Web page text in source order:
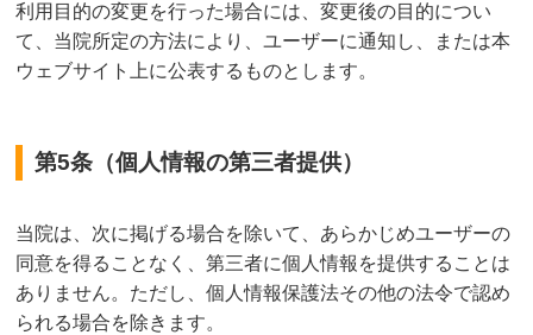
利用目的の変更を行った場合には、変更後の目的につい
て、当院所定の方法により、ユーザーに通知し、または本
ウェブサイト上に公表するものとします。
第5条（個人情報の第三者提供）
当院は、次に掲げる場合を除いて、あらかじめユーザーの
同意を得ることなく、第三者に個人情報を提供することは
ありません。ただし、個人情報保護法その他の法令で認め
られる場合を除きます。